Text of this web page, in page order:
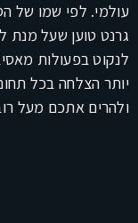
עולמי. לפי שמו של
גרנט טוען שעל מנת
יותר הצלחה בכל
ולהרים אתכם מעל